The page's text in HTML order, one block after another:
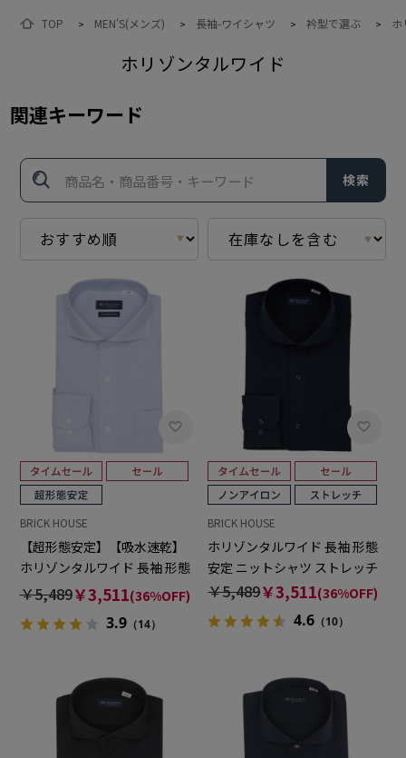
TOP > MEN'S(メンズ) > 長袖-ワイシャツ > 衿型で選ぶ > ホ
ホリゾンタルワイド
関連キーワード
検索
BRICK HOUSE
【超形態安定】【吸水速乾】
ホリゾンタルワイド 長袖 形態
安定 ワイシャツ
￥5,489￥3,511(36%OFF)
3.9（14）
BRICK HOUSE
ホリゾンタルワイド 長袖 形態
安定 ニットシャツ ストレッチ
￥5,489￥3,511(36%OFF)
4.6 （10）